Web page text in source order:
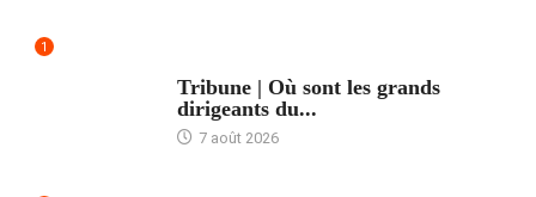
1
Tribune | Où sont les grands
dirigeants du...
7 août 2026